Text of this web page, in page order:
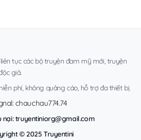
tục các bộ truyện đam mỹ mới, truyện
giả.
phí, không quảng cáo, hỗ trợ đa thiết bị.
chauchau774.74
nại:truyentiniorg@gmail.com
© 2025 Truyentini